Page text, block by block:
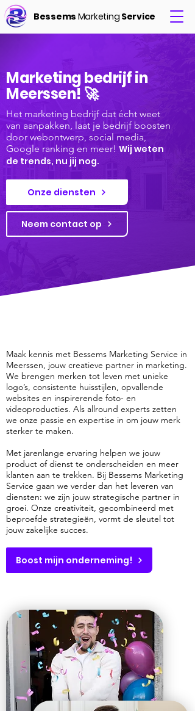
Bessems Marketing Service
Marketing bedrijf in
Meerssen! 🚀
Het marketing bedrijf dat écht weet
van aanpakken, laat je bedrijf boosten
door webontwerp, social media,
Google ranking en meer! Wij weten
de trends, nu jij nog.
Onze diensten
Neem contact op
Maak kennis met Bessems Marketing Service in
Meerssen, jouw creatieve partner in marketing.
We brengen merken tot leven met unieke
logo’s, consistente huisstijlen, opvallende
websites en inspirerende foto- en
videoproducties. Als allround experts zetten
we onze passie en expertise in om jouw merk
sterker te maken.
Met jarenlange ervaring helpen we jouw
product of dienst te onderscheiden en meer
klanten aan te trekken. Bij Bessems Marketing
Service gaan we verder dan het leveren van
diensten: we zijn jouw strategische partner in
groei. Onze creativiteit, gecombineerd met
beproefde strategieën, vormt de sleutel tot
jouw zakelijke succes.
Boost mijn onderneming!